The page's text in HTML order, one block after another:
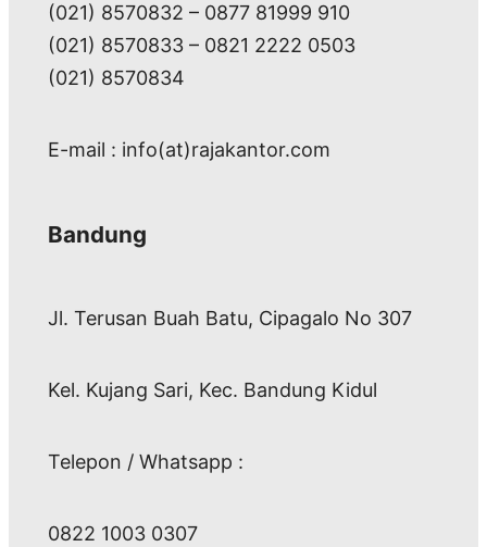
(021) 8570832 – 0877 81999 910
(021) 8570833 – 0821 2222 0503
(021) 8570834
E-mail : info(at)rajakantor.com
Bandung
Jl. Terusan Buah Batu, Cipagalo No 307
Kel. Kujang Sari, Kec. Bandung Kidul
Telepon / Whatsapp :
0822 1003 0307